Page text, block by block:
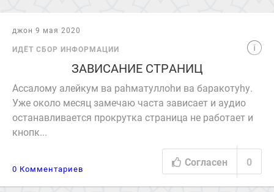
джон 9 мая 2020
ИДЁТ СБОР ИНФОРМАЦИИ
ЗАВИСАНИЕ СТРАНИЦ
Ассалому алейкум ва раhматуллоhи ва баракотуhу.
Уже около месяц замечаю часта зависает и аудио
останавливается прокрутка страница не работает и
кнопк...
0 Комментариев
Согласен 0